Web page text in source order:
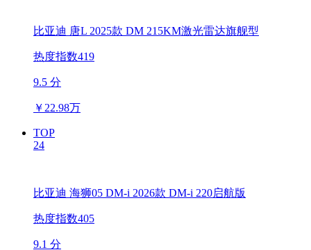
比亚迪 唐L 2025款 DM 215KM激光雷达旗舰型
热度指数419
9.5 分
￥ 22.98万
TOP
24
比亚迪 海狮05 DM-i 2026款 DM-i 220启航版
热度指数405
9.1 分